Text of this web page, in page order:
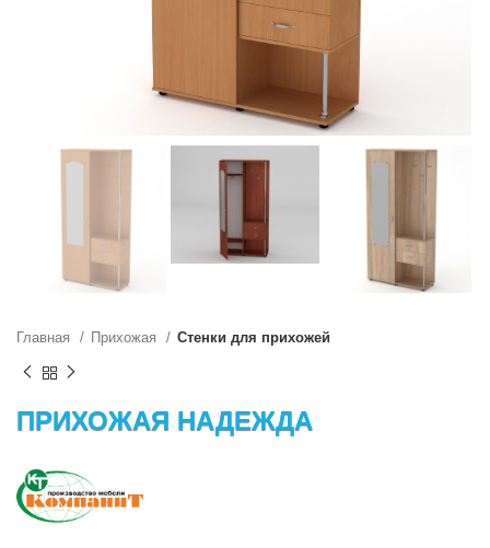
Главная Прихожая Стенки для прихожей
ПРИХОЖАЯ НАДЕЖДА